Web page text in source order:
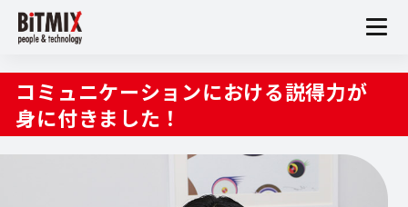
コミュニケーションにおける説得力が
身に付きました！